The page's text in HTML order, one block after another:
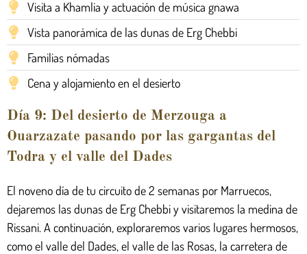
Visita a Khamlia y actuación de música gnawa
Vista panorámica de las dunas de Erg Chebbi
Familias nómadas
Cena y alojamiento en el desierto
Día 9: Del desierto de Merzouga a
Ouarzazate pasando por las gargantas del
Todra y el valle del Dades
El noveno día de tu circuito de 2 semanas por Marruecos,
dejaremos las dunas de Erg Chebbi y visitaremos la medina de
Rissani. A continuación, exploraremos varios lugares hermosos,
como el valle del Dades, el valle de las Rosas, la carretera de